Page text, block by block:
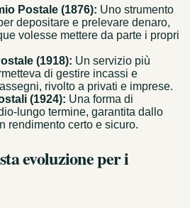
Postale (1876): Uno strumento
depositare e prelevare denaro,
volesse mettere da parte i propri
(1918): Un servizio più
di gestire incassi e
rivolto a privati e imprese.
(1924): Una forma di
lungo termine, garantita dallo
rendimento certo e sicuro.
evoluzione per i